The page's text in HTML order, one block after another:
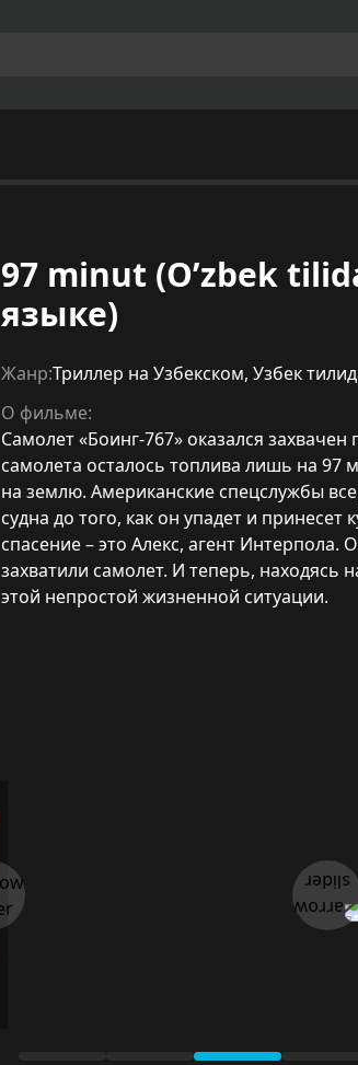
97 minut (O’zbek
языке)
Жанр:Триллер на Узбекском, Узбек
О фильме:
Самолет «Боинг-767» оказался
самолета осталось топлива лишь на 97
на землю. Американские спецслужбы
судна до того, как он упадет и
спасение – это Алекс, агент
захватили самолет. И теперь, находясь
этой непростой жизненной ситуации.